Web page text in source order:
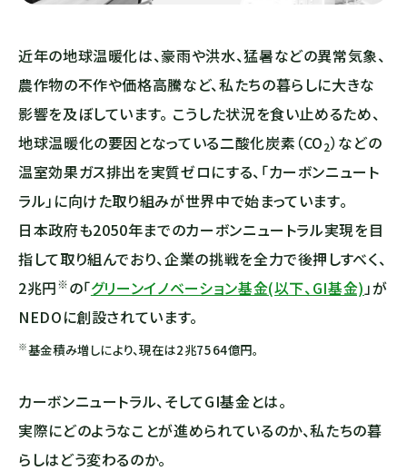
近年の地球温暖化は、豪雨や洪水、猛暑などの異常気象、
農作物の不作や価格高騰など、私たちの暮らしに大きな
影響を及ぼしています。 こうした状況を食い止めるため、
地球温暖化の要因となっている二酸化炭素（CO2）などの
温室効果ガス排出を実質ゼロにする、「カーボンニュート
ラル」に向けた取り組みが世界中で始まっています。
日本政府も2050年までのカーボンニュートラル実現を目
指して取り組んでおり、企業の挑戦を全力で後押しすべく、
2兆円※の「グリーンイノベーション基金(以下、GI基金)」が
NEDOに創設されています。
※基金積み増しにより、現在は2兆7564億円。
カーボンニュートラル、そしてGI基金とは。
実際にどのようなことが進められているのか、私たちの暮
らしはどう変わるのか。